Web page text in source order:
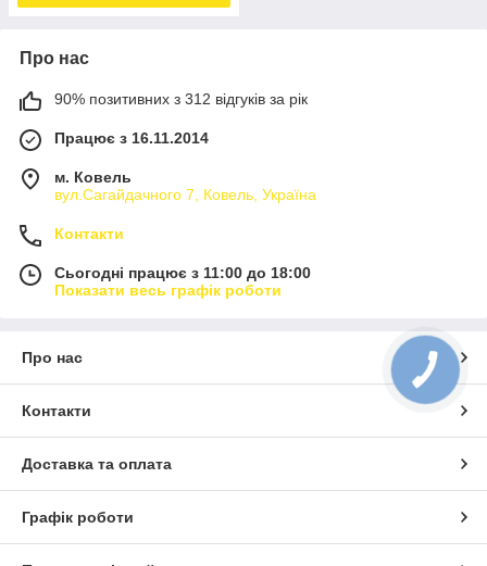
Про нас
90% позитивних з 312 відгуків за рік
Працює з 16.11.2014
м. Ковель
вул.Сагайдачного 7, Ковель, Україна
Контакти
Сьогодні працює з 11:00 до 18:00
Показати весь графік роботи
Про нас
Контакти
Доставка та оплата
Графік роботи